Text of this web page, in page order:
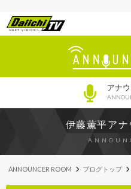
アナ
伊藤薫平ア
ANNOUNCER ROOM ブログトップ